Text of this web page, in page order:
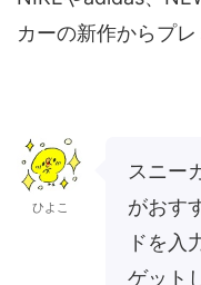
カーの新作からプ
ひよこ
スニー
がおす
ドを入
ゲット